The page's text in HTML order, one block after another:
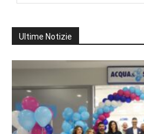
Ultime Notizie